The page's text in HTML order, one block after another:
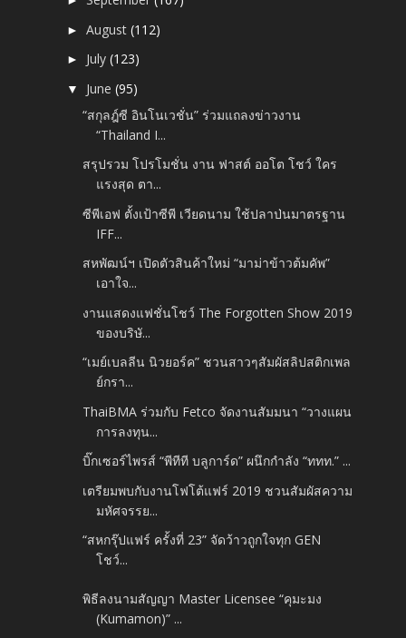
►August(112)
► July(123)
▼ June(95)
“สกุลฎ์ซี อินโนเวชั่น” ร่วมแถลงข่าวงาน
“Thailand I...
สรุปรวม โปรโมชั่น งาน ฟาสต์ ออโต โชว์ ใคร
แรงสุด ตา...
ซีพีเอฟ ตั้งเป้าซีพี เวียดนาม ใช้ปลาป่นมาตรฐาน
IFF...
สหพัฒน์ฯ เปิดตัวสินค้าใหม่ “มาม่าข้าวต้มคัพ”
เอาใจ...
งานแสดงแฟชั่นโชว์ The Forgotten Show 2019
ของบริษั...
“เมย์เบลลีน นิวยอร์ค” ชวนสาวๆสัมผัสลิปสติกเพล
ย์กรา...
ThaiBMA ร่วมกับ Fetco จัดงานสัมมนา “วางแผน
การลงทุน...
บิ๊กเซอร์ไพรส์ “พีทีที บลูการ์ด” ผนึกกำลัง “ททท.” ...
เตรียมพบกับงานโฟโต้แฟร์ 2019 ชวนสัมผัสความ
มหัศจรรย...
“สหกรุ๊ปแฟร์ ครั้งที่ 23” จัดว้าวถูกใจทุก GEN
โชว์...
พิธีลงนามสัญญา Master Licensee “คุมะมง
(Kumamon)” ...